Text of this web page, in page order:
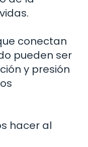
conectan
pueden ser
y presión
hacer al